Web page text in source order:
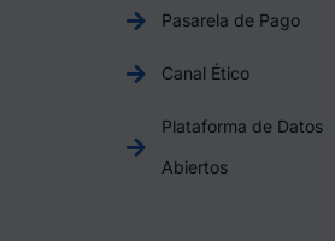
Pasarela de Pago
Canal Ético
Plataforma de Datos
Abiertos